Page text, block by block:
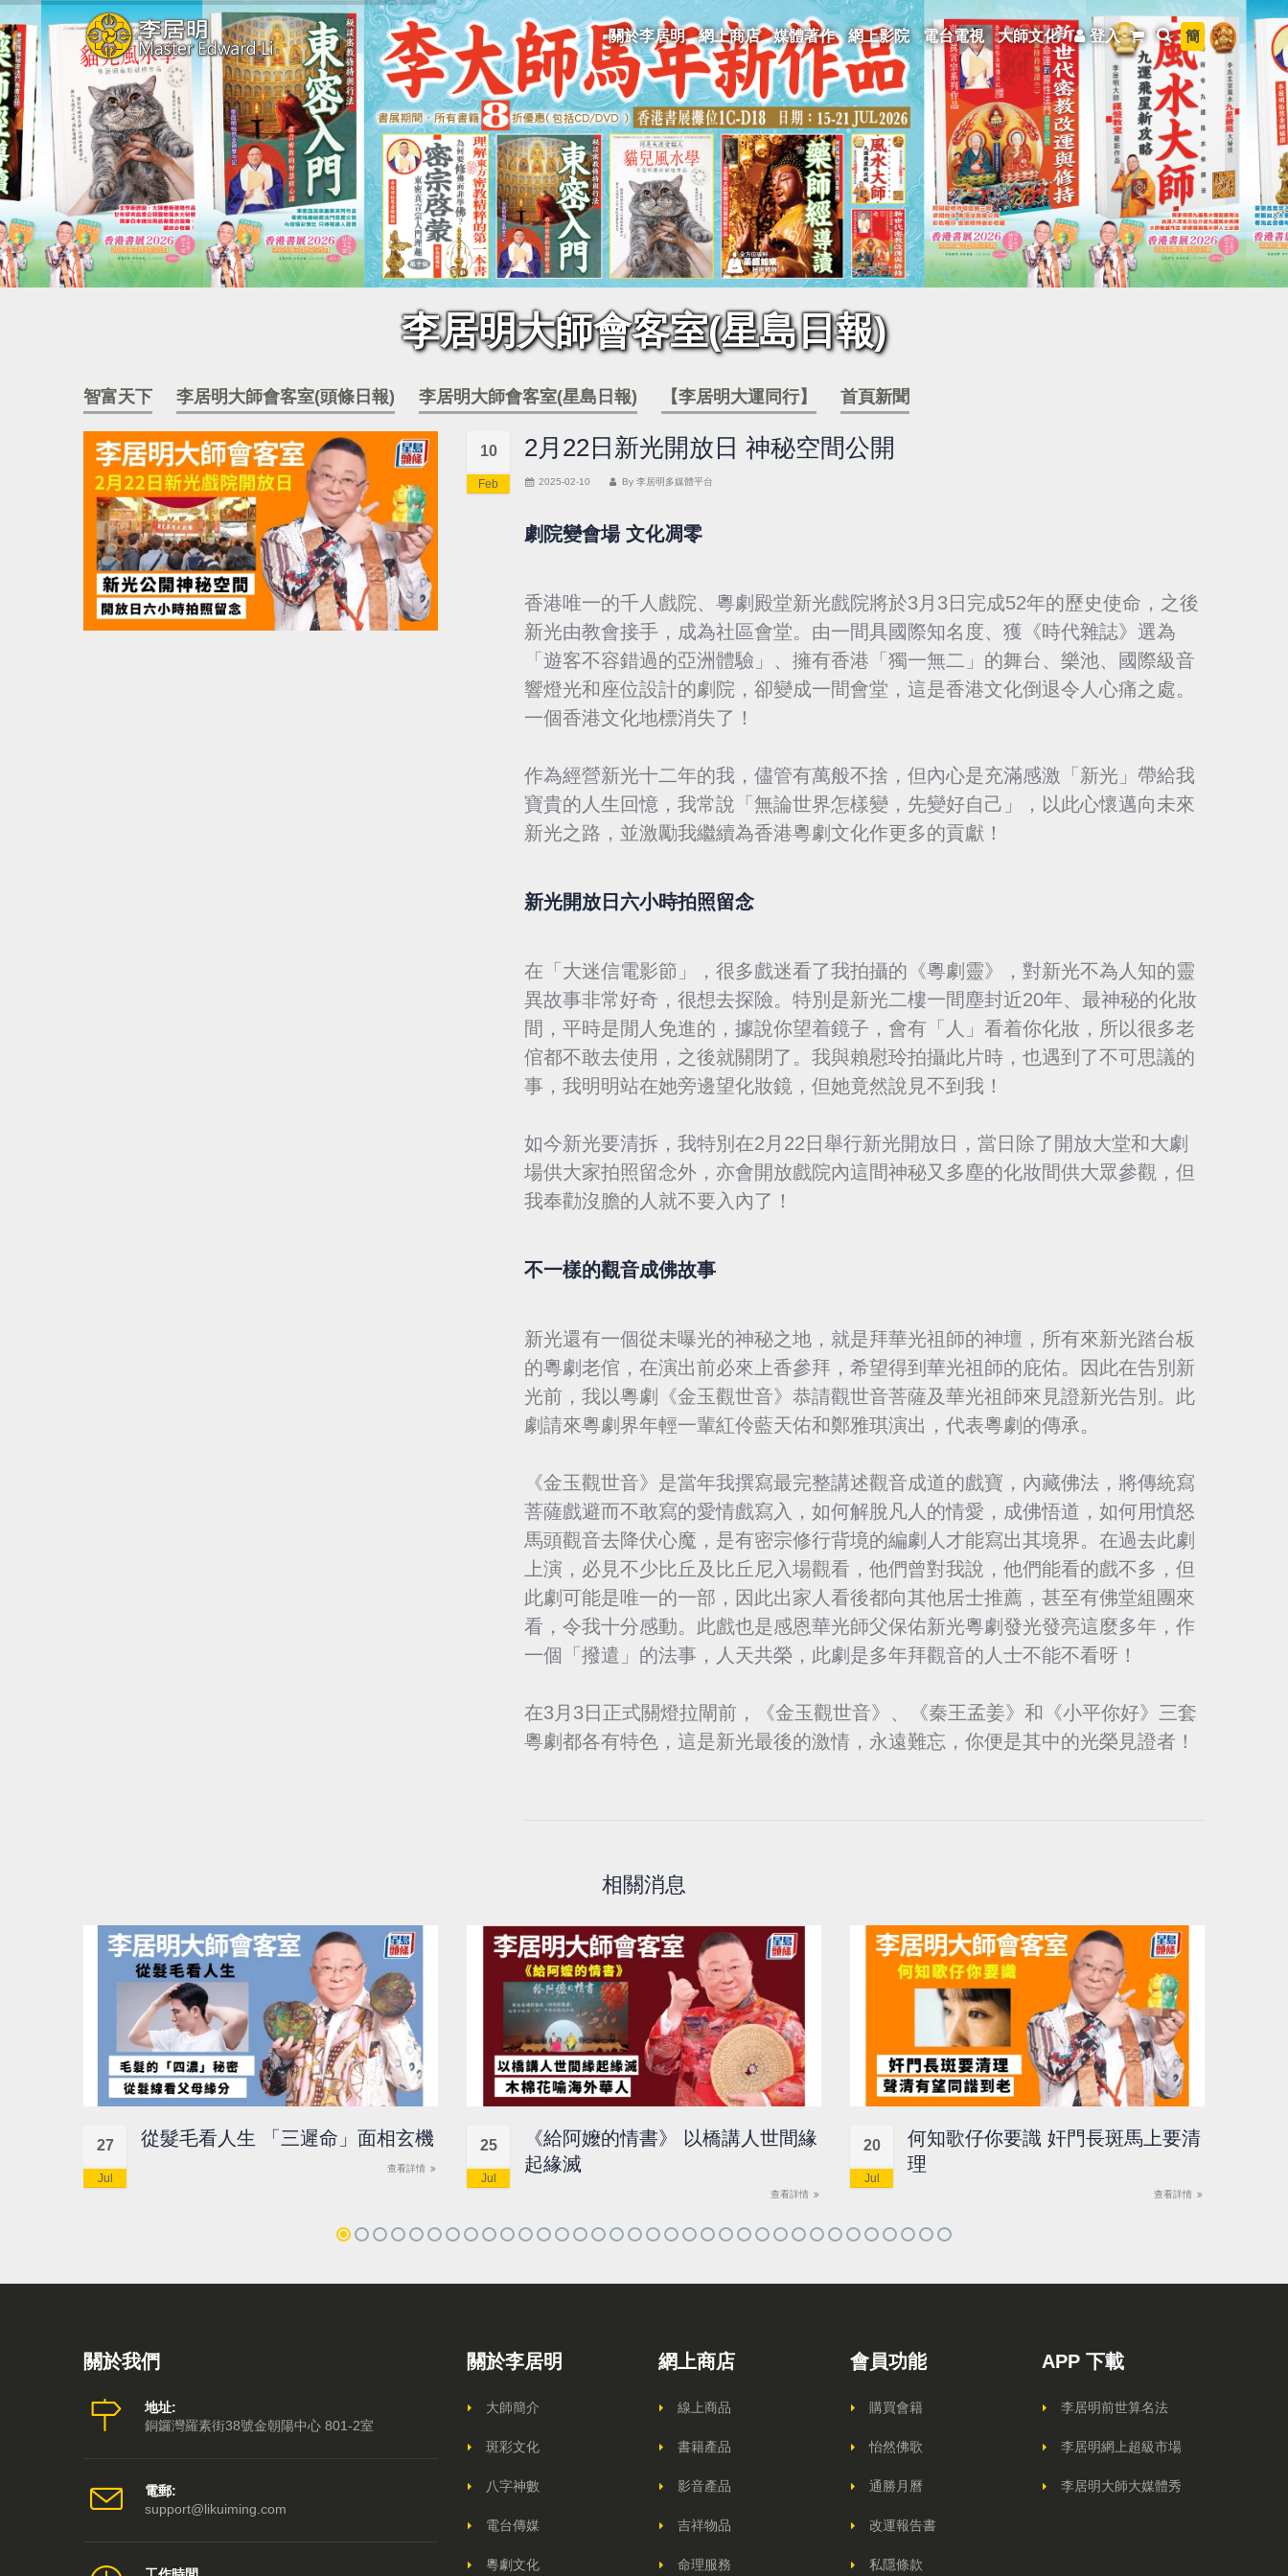
關於李居明 網上商店 媒體著作 網上影院 電台電視 大師文化 登入 簡
李居明大師會客室(星島日報)
智富天下 李居明大師會客室(頭條日報) 李居明大師會客室(星島日報) 【李居明大運同行】 首頁新聞
10
Feb
2月22日新光開放日 神秘空間公開
2025-02-10 By 李居明多媒體平台
劇院變會場 文化凋零
香港唯一的千人戲院、粵劇殿堂新光戲院將於3月3日完成52年的歷史使命，之後
新光由教會接手，成為社區會堂。由一間具國際知名度、獲《時代雜誌》選為
「遊客不容錯過的亞洲體驗」、擁有香港「獨一無二」的舞台、樂池、國際級音
響燈光和座位設計的劇院，卻變成一間會堂，這是香港文化倒退令人心痛之處。
一個香港文化地標消失了！
作為經營新光十二年的我，儘管有萬般不捨，但內心是充滿感激「新光」帶給我
寶貴的人生回憶，我常說「無論世界怎樣變，先變好自己」，以此心懷邁向未來
新光之路，並激勵我繼續為香港粵劇文化作更多的貢獻！
新光開放日六小時拍照留念
在「大迷信電影節」，很多戲迷看了我拍攝的《粵劇靈》，對新光不為人知的靈
異故事非常好奇，很想去探險。特別是新光二樓一間塵封近20年、最神秘的化妝
間，平時是閒人免進的，據說你望着鏡子，會有「人」看着你化妝，所以很多老
倌都不敢去使用，之後就關閉了。我與賴慰玲拍攝此片時，也遇到了不可思議的
事，我明明站在她旁邊望化妝鏡，但她竟然說見不到我！
如今新光要清拆，我特別在2月22日舉行新光開放日，當日除了開放大堂和大劇
場供大家拍照留念外，亦會開放戲院內這間神秘又多塵的化妝間供大眾參觀，但
我奉勸沒膽的人就不要入內了！
不一樣的觀音成佛故事
新光還有一個從未曝光的神秘之地，就是拜華光祖師的神壇，所有來新光踏台板
的粵劇老倌，在演出前必來上香參拜，希望得到華光祖師的庇佑。因此在告別新
光前，我以粵劇《金玉觀世音》恭請觀世音菩薩及華光祖師來見證新光告別。此
劇請來粵劇界年輕一輩紅伶藍天佑和鄭雅琪演出，代表粵劇的傳承。
《金玉觀世音》是當年我撰寫最完整講述觀音成道的戲寶，內藏佛法，將傳統寫
菩薩戲避而不敢寫的愛情戲寫入，如何解脫凡人的情愛，成佛悟道，如何用憤怒
馬頭觀音去降伏心魔，是有密宗修行背境的編劇人才能寫出其境界。在過去此劇
上演，必見不少比丘及比丘尼入場觀看，他們曾對我說，他們能看的戲不多，但
此劇可能是唯一的一部，因此出家人看後都向其他居士推薦，甚至有佛堂組團來
看，令我十分感動。此戲也是感恩華光師父保佑新光粵劇發光發亮這麼多年，作
一個「撥遣」的法事，人天共榮，此劇是多年拜觀音的人士不能不看呀！
在3月3日正式關燈拉閘前，《金玉觀世音》、《秦王孟姜》和《小平你好》三套
粵劇都各有特色，這是新光最後的激情，永遠難忘，你便是其中的光榮見證者！
相關消息
27
Jul
從髮毛看人生 「三遲命」面相玄機
查看詳情
25
Jul
《給阿嬤的情書》 以橋講人世間緣
起緣滅
查看詳情
20
Jul
何知歌仔你要識 奸門長斑馬上要清
理
查看詳情
關於我們
地址:
銅鑼灣羅素街38號金朝陽中心 801-2室
電郵:
support@likuiming.com
關於李居明
大師簡介
斑彩文化
八字神數
電台傳媒
粵劇文化
網上商店
線上商品
書籍產品
影音產品
吉祥物品
命理服務
會員功能
購買會籍
怡然佛歌
通勝月曆
改運報告書
私隱條款
APP 下載
李居明前世算名法
李居明網上超級市場
李居明大師大媒體秀